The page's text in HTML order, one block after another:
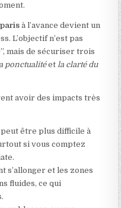
à l’avance devient un
L’objectif n’est pas
mais de sécuriser trois
ponctualitéetla clarté du
avoir des impacts très
peut être plus difficile à
si vous comptez
s’allonger et les zones
fluides, ce qui